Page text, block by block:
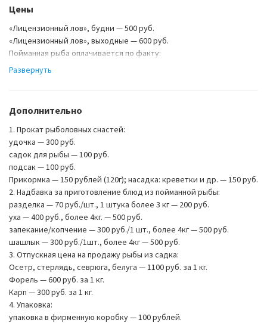
Цены
«Лицензионный лов», будни — 500 руб.
«Лицензионный лов», выходные — 600 руб.
Пойманная рыба оплачивается по факту:
Карп — 300 руб/кг.
Осетр — 1150 руб/кг.
Форель — 600 руб/кг.
Щука — 350 руб/кг.
Развернуть
Дополнительно
1. Прокат рыболовных снастей:
удочка — 300 руб.
садок для рыбы — 100 руб.
подсак — 100 руб.
Прикормка — 150 рублей (120г); насадка: креветки и др. — 150 руб.
2. Надбавка за приготовление блюд из пойманной рыбы:
разделка — 70 руб./шт., 1 штука более 3 кг — 200 руб.
уха — 400 руб., более 4кг. — 500 руб.
запекание/копчение — 300 руб./1 шт., более 4кг — 500 руб.
шашлык — 300 руб./1шт., более 4кг — 500 руб.
3. Отпускная цена на продажу рыбы из садка:
Осетр, стерлядь, севрюга, белуга — 1100 руб. за 1 кг.
Форель — 600 руб. за 1 кг.
Карп — 300 руб. за 1 кг.
4. Упаковка:
упаковка в фирменную коробку — 100 рублей.